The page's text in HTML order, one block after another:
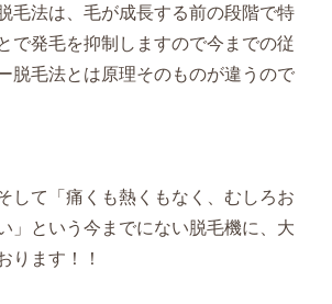
毛法は、毛が成長する前の段階で特
で発毛を抑制しますので今までの従
脱毛法とは原理そのものが違うので
して「痛くも熱くもなく、むしろお
」という今までにない脱毛機に、大
ります！！